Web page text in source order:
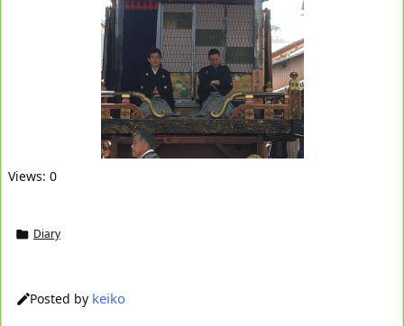
Views: 0
 Diary
Posted by keiko